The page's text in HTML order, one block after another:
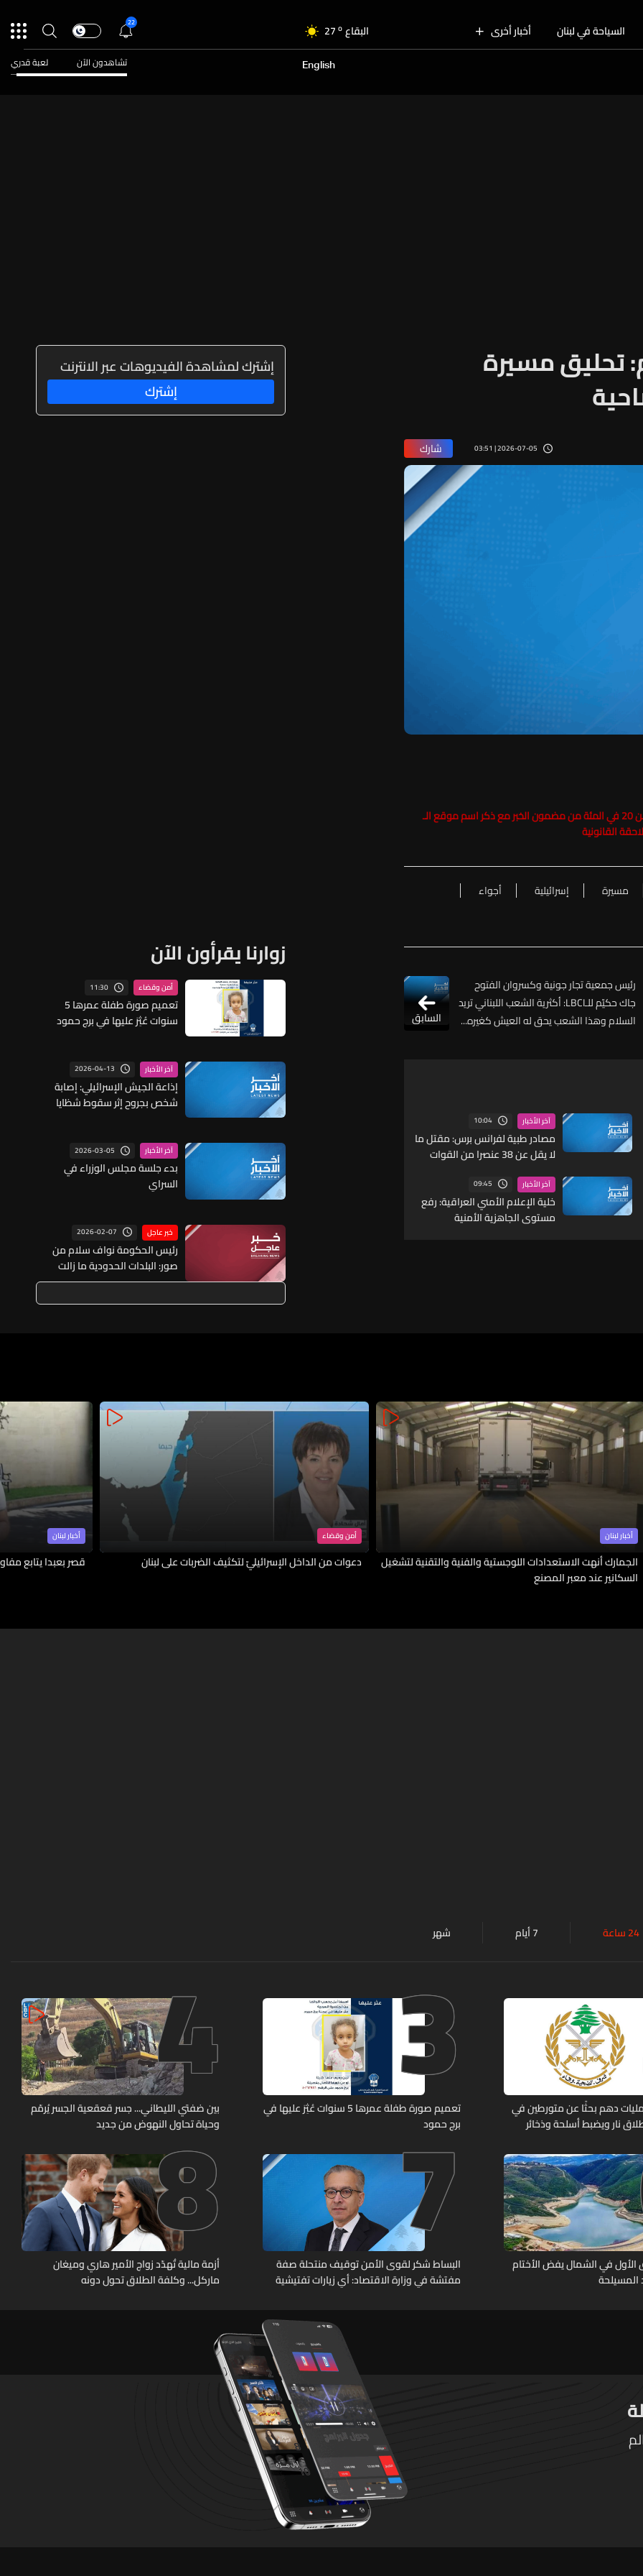
السياحة في لبنان أخبار أخرى البقاع 27 o
الجنوب 27o
28
22
English تشاهدون الآن لعبة قدري
تحليق مسيرة
2026-07-05 | 03:51 شارك
حفاظاً على حقوق الملكية الفكرية يرجى عدم نسخ ما يزيد عن 20 في المئة من مضمون الخبر مع ذكر اسم موقع الـ
مسيرة إسرائيلية
أجواء
رئيس جمعية تجار جونية وكسروان الفتوح
جاك حكيّم للـLBCI: أكثرية الشعب اللبناني تريد
السلام وهذا الشعب يحق له العيش كغيره...
السابق
آخر الأخبار 10:04
مصادر طبية لفرانس برس: مقتل ما
لا يقل عن 38 عنصرا من القوات
صاروخية شنها الحوثيون
آخر الأخبار 09:45
خلية الإعلام الأمني العراقية: رفع
مستوى الجاهزية الأمنية
إشترك لمشاهدة الفيديوهات عبر الانترنت
إشترك
زوارنا يقرأون الآن
أمن وقضاء 11:30
تعميم صورة طفلة عمرها 5
سنوات عُثِرَ عليها في برج حمود
آخر الأخبار 2026-04-13
إذاعة الجيش الإسرائيلي: إصابة
شخص بجروح إثر سقوط شظايا
آخر الأخبار 2026-03-05
بدء جلسة مجلس الوزراء في
السراي
خبر عاجل 2026-02-07
رئيس الحكومة نواف سلام من
صور: البلدات الحدودية ما زالت
تتعرّض لاعتداءات يوميّة وهذا
أخبار لبنان
الجمارك أنهت الاستعدادات اللوجستية والفنية والتقنية لتشغيل
السكانير عند معبر المصنع
أمن وقضاء
دعوات من الداخل الإسرائيليّ لتكثيف الضربات على لبنان
أخبار لبنان
قصر بعبدا يتابع
24 ساعة 7 أيام شهر
دهم بحثًا عن متورطين في
نار ويضبط أسلحة وذخائر
3
تعميم صورة طفلة عمرها 5 سنوات عُثِرَ عليها في
برج حمود
4
بين ضفتي الليطاني... جسر قعقعية الجسر يُرمّم
وحياة تحاول النهوض من جديد
في الشمال يفض الأختام
7
البساط شكر لقوى الأمن توقيف منتحلة صفة
مفتشة في وزارة الاقتصاد: أي زيارات تفتيشية
8
أزمة مالية تُهدّد زواج الأمير هاري وميغان
ماركل... وكلفة الطلاق تحول دونه